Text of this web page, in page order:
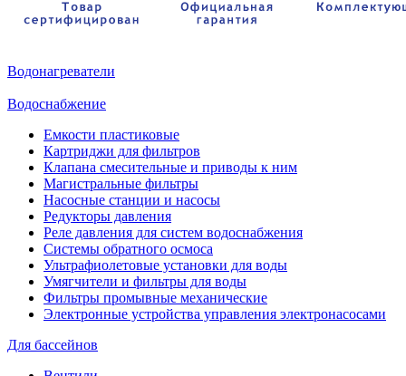
Водонагреватели
Водоснабжение
Емкости пластиковые
Картриджи для фильтров
Клапана смесительные и приводы к ним
Магистральные фильтры
Насосные станции и насосы
Редукторы давления
Реле давления для систем водоснабжения
Системы обратного осмоса
Ультрафиолетовые установки для воды
Умягчители и фильтры для воды
Фильтры промывные механические
Электронные устройства управления электронасосами
Для бассейнов